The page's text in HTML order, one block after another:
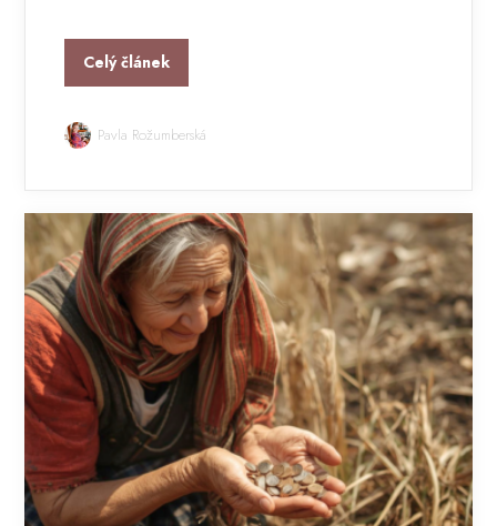
Celý článek
Pavla Rožumberská